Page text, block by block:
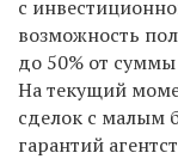
с
возможность
до 50% от
На текущий
сделок с малым
гарантий